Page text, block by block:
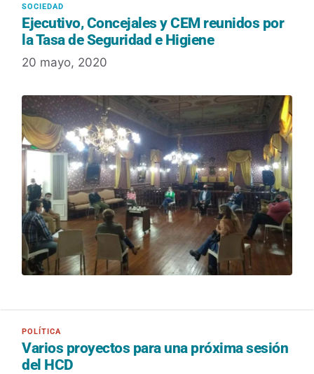
Ejecutivo, Concejales y CEM reunidos por
la Tasa de Seguridad e Higiene
20 mayo, 2020
Varios proyectos para una próxima sesión
del HCD